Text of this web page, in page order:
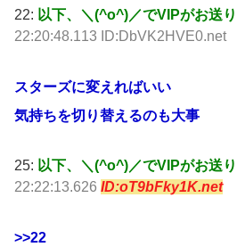
22: 以下、＼(^o^)／でVIPがお送
22:20:48.113 ID:DbVK2HVE0.net
スターズに変えればいい
気持ちを切り替えるのも大事
25: 以下、＼(^o^)／でVIPがお送
22:22:13.626 ID:oT9bFky1K.net
>>22